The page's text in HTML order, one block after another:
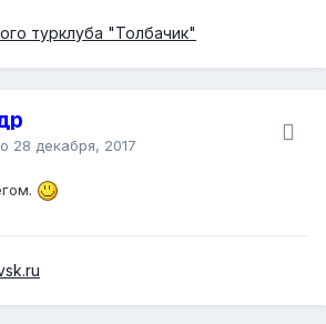
турклуба "Толбачик"
28 декабря, 2017